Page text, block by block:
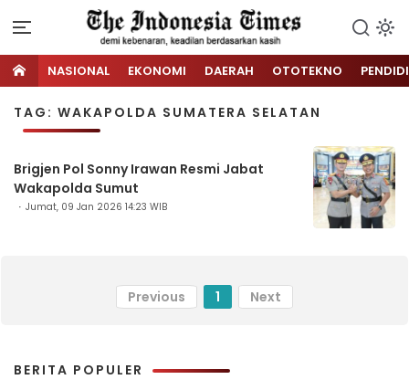
NASIONAL EKONOMI DAERAH OTOTEKNO
TAG: WAKAPOLDA SUMATERA SELATAN
Brigjen Pol Sonny Irawan Resmi Jabat
Wakapolda Sumut
Jumat, 09 Jan 2026 14:23 WIB
Previous 1 Next
BERITA POPULER